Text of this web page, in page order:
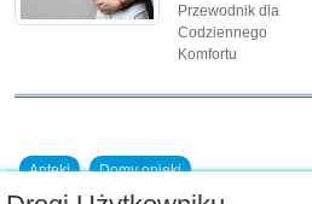
Przewodnik dla
Codziennego
Komfortu
Apteki Domy opieki